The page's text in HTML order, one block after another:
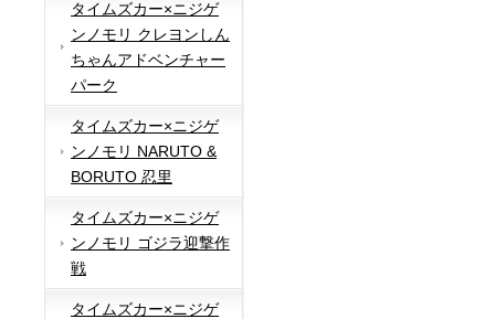
タイムズカー×ニジゲ
ンノモリ クレヨンしん
ちゃんアドベンチャー
パーク
タイムズカー×ニジゲ
ンノモリ NARUTO &
BORUTO 忍里
タイムズカー×ニジゲ
ンノモリ ゴジラ迎撃作
戦
タイムズカー×ニジゲ